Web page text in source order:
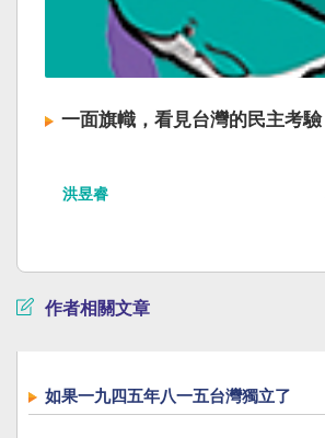
一面旗幟，看見台灣的民主考驗
洪昱睿
作者相關文章
如果一九四五年八一五台灣獨立了